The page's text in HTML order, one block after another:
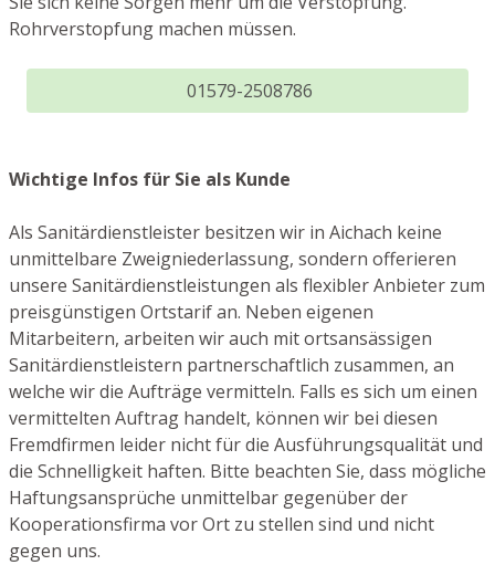
Rohrverstopfung machen müssen.
01579-2508786
Wichtige Infos für Sie als Kunde
Als Sanitärdienstleister besitzen wir in Aichach keine
unmittelbare Zweigniederlassung, sondern offerieren
unsere Sanitärdienstleistungen als flexibler Anbieter zum
preisgünstigen Ortstarif an. Neben eigenen
Mitarbeitern, arbeiten wir auch mit ortsansässigen
Sanitärdienstleistern partnerschaftlich zusammen, an
welche wir die Aufträge vermitteln. Falls es sich um einen
vermittelten Auftrag handelt, können wir bei diesen
Fremdfirmen leider nicht für die Ausführungsqualität und
die Schnelligkeit haften. Bitte beachten Sie, dass mögliche
Haftungsansprüche unmittelbar gegenüber der
Kooperationsfirma vor Ort zu stellen sind und nicht
gegen uns.